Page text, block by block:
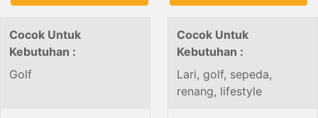
Cocok Untuk
Kebutuhan :
Golf
Cocok Untuk
Kebutuhan :
Lari, golf, sepeda,
renang, lifestyle